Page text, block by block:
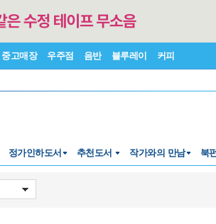
중고매장 우주점 음반 블루레이 커피
정가인하도서 추천도서 작가와의 만남 북